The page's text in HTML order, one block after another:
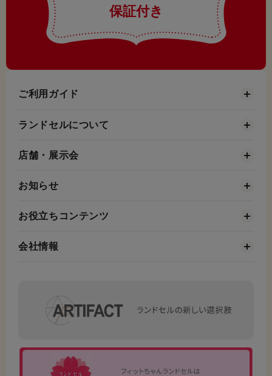
保証付き
ご利用ガイド
ランドセルについて
店舗・展示会
お知らせ
お役立ちコンテンツ
会社情報